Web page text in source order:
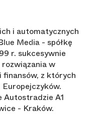
i automatycznych
Media - spółkę
r. sukcesywnie
w
finansów, z których
Autostradzie A1
- Kraków.